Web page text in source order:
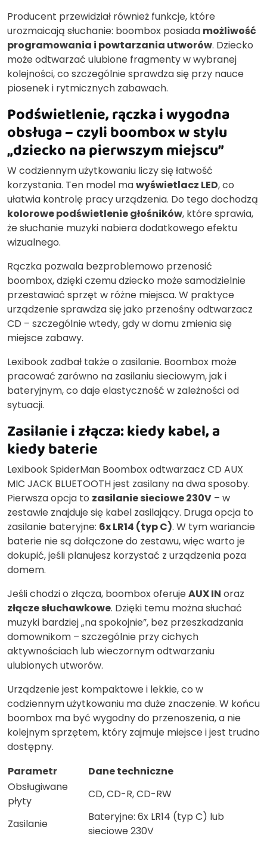
Producent przewidział również funkcje, które
urozmaicają słuchanie: boombox posiada możliwość
programowania i powtarzania utworów. Dziecko
może odtwarzać ulubione fragmenty w wybranej
kolejności, co szczególnie sprawdza się przy nauce
piosenek i rytmicznych zabawach.
Podświetlenie, rączka i wygodna
obsługa – czyli boombox w stylu
„dziecko na pierwszym miejscu”
W codziennym użytkowaniu liczy się łatwość
korzystania. Ten model mawyświetlacz LED, co
ułatwia kontrolę pracy urządzenia. Do tego dochodzą
kolorowe podświetlenie głośników, które sprawia,
że słuchanie muzyki nabiera dodatkowego efektu
wizualnego.
Rączka pozwala bezproblemowo przenosić
boombox, dzięki czemu dziecko może samodzielnie
przestawiać sprzęt w różne miejsca. W praktyce
urządzenie sprawdza się jako przenośny odtwarzacz
CD – szczególnie wtedy, gdy w domu zmienia się
miejsce zabawy.
Lexibook zadbał także o zasilanie. Boombox może
pracować zarówno na zasilaniu sieciowym, jak i
bateryjnym, co daje elastyczność w zależności od
sytuacji.
Zasilanie i złącza: kiedy kabel, a
kiedy baterie
Lexibook SpiderMan Boombox odtwarzacz CD AUX
MIC JACK BLUETOOTH jest zasilany na dwa sposoby.
Pierwsza opcja to zasilanie sieciowe 230V – w
zestawie znajduje się kabel zasilający. Druga opcja to
zasilanie bateryjne: 6x LR14 (typ C). W tym wariancie
baterie nie są dołączone do zestawu, więc warto je
dokupić, jeśli planujesz korzystać z urządzenia poza
domem.
Jeśli chodzi o złącza, boombox oferujeAUX IN oraz
złącze słuchawkowe. Dzięki temu można słuchać
muzyki bardziej „na spokojnie”, bez przeszkadzania
domownikom – szczególnie przy cichych
aktywnościach lub wieczornym odtwarzaniu
ulubionych utworów.
Urządzenie jest kompaktowe i lekkie, co w
codziennym użytkowaniu ma duże znaczenie. W końcu
boombox ma być wygodny do przenoszenia, a nie
kolejnym sprzętem, który zajmuje miejsce i jest trudno
dostępny.
Parametr
Dane techniczne
Obsługiwane
płyty
CD, CD-R, CD-RW
Zasilanie
Bateryjne: 6x LR14 (typ C) lub
sieciowe 230V